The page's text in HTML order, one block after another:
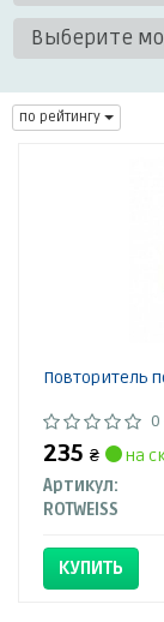
Выберите
по рейтингу
Повторитель
0
235 ₴
на
Артикул:
ROTWEISS
КУПИТЬ